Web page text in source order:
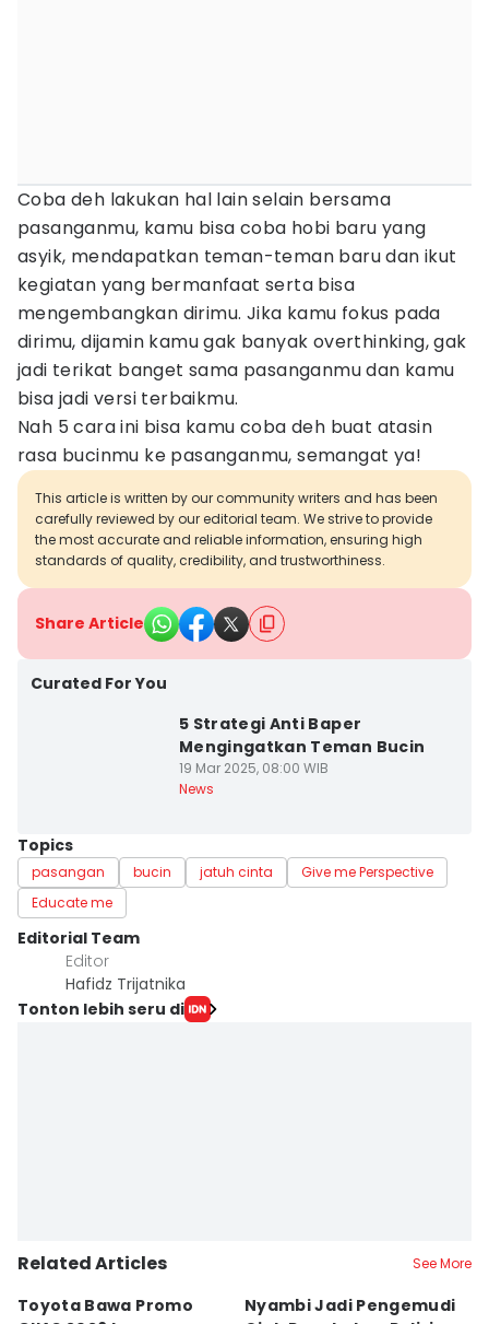
Coba deh lakukan hal lain selain bersama
pasanganmu, kamu bisa coba hobi baru yang
asyik, mendapatkan teman-teman baru dan ikut
kegiatan yang bermanfaat serta bisa
mengembangkan dirimu. Jika kamu fokus pada
dirimu, dijamin kamu gak banyak overthinking, gak
jadi terikat banget sama pasanganmu dan kamu
bisa jadi versi terbaikmu.
Nah 5 cara ini bisa kamu coba deh buat atasin
rasa bucinmu ke pasanganmu, semangat ya!
This article is written by our community writers and has been
carefully reviewed by our editorial team. We strive to provide
the most accurate and reliable information, ensuring high
standards of quality, credibility, and trustworthiness.
Share Article
Curated For You
5 Strategi Anti Baper
Mengingatkan Teman Bucin
19 Mar 2025, 08:00 WIB
News
Topics
pasangan bucin jatuh cinta
Give me Perspective
Educate me
Editorial Team
Editor
Hafidz Trijatnika
Tonton lebih seru di
Related Articles See More
Toyota Bawa Promo
Nyambi Jadi Pengemudi